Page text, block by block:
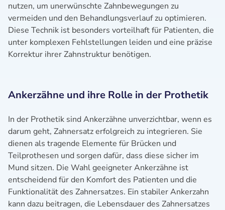
nutzen, um unerwünschte Zahnbewegungen zu
vermeiden und den Behandlungsverlauf zu optimieren.
Diese Technik ist besonders vorteilhaft für Patienten, die
unter komplexen Fehlstellungen leiden und eine präzise
Korrektur ihrer Zahnstruktur benötigen.
Ankerzähne und ihre Rolle in der Prothetik
In der Prothetik sind Ankerzähne unverzichtbar, wenn es
darum geht, Zahnersatz erfolgreich zu integrieren. Sie
dienen als tragende Elemente für Brücken und
Teilprothesen und sorgen dafür, dass diese sicher im
Mund sitzen. Die Wahl geeigneter Ankerzähne ist
entscheidend für den Komfort des Patienten und die
Funktionalität des Zahnersatzes. Ein stabiler Ankerzahn
kann dazu beitragen, die Lebensdauer des Zahnersatzes